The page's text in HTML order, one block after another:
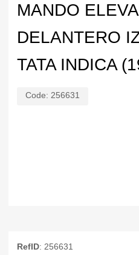
MANDO
DELANTERO
TATA INDICA
Code: 256631
RefID: 256631